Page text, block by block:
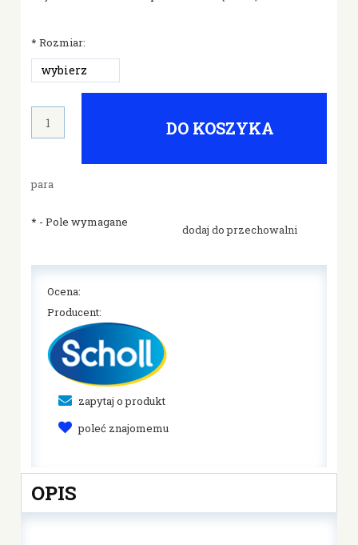
* Rozmiar:
para
DO KOSZYKA
dodaj do przechowalni
* - Pole wymagane
Ocena:
Producent:
zapytaj o produkt
poleć znajomemu
OPIS